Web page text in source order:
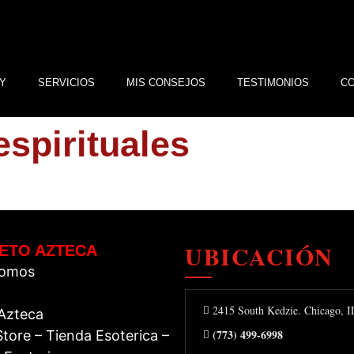
SERVICIOS MIS CONSEJOS TESTIMONIOS
AZTECA
– Tienda Esoterica –
UBICACIÓN
2415 South Kedzie. Chicago,
(773) 499-6998